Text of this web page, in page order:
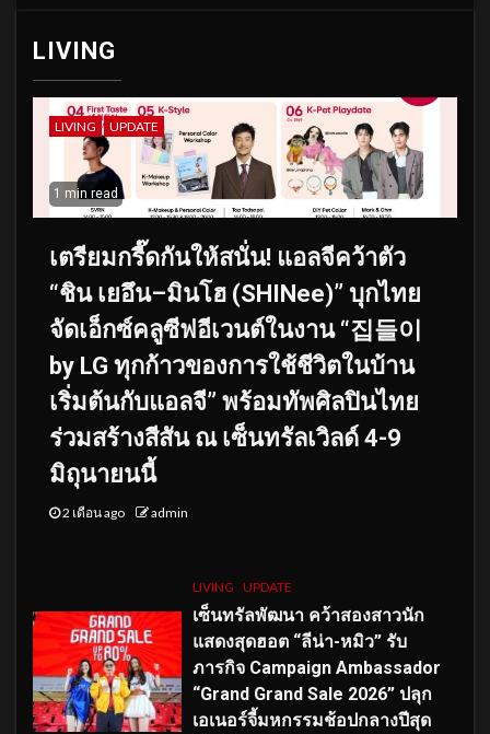
LIVING
LIVING UPDATE
1 min read
เตรียมกรี๊ดกันให้สนั่น! แอลจีคว้าตัว
“ชิน เยอึน–มินโฮ (SHINee)” บุกไทย
จัดเอ็กซ์คลูซีฟอีเวนต์ในงาน “집들이
by LG ทุกก้าวของการใช้ชีวิตในบ้าน
เริ่มต้นกับแอลจี” พร้อมทัพศิลปินไทย
ร่วมสร้างสีสัน ณ เซ็นทรัลเวิลด์ 4-9
มิถุนายนนี้
2 เดือน ago admin
LIVING UPDATE
เซ็นทรัลพัฒนา คว้าสองสาวนัก
แสดงสุดฮอต “ลีน่า-หมิว” รับ
ภารกิจ Campaign Ambassador
“Grand Grand Sale 2026” ปลุก
เอเนอร์จี้มหกรรมช้อปกลางปีสุด